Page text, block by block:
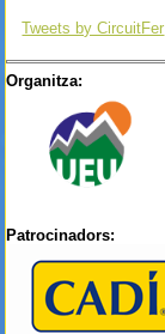
Tweets by CircuitFer
Organitza:
Patrocinadors: